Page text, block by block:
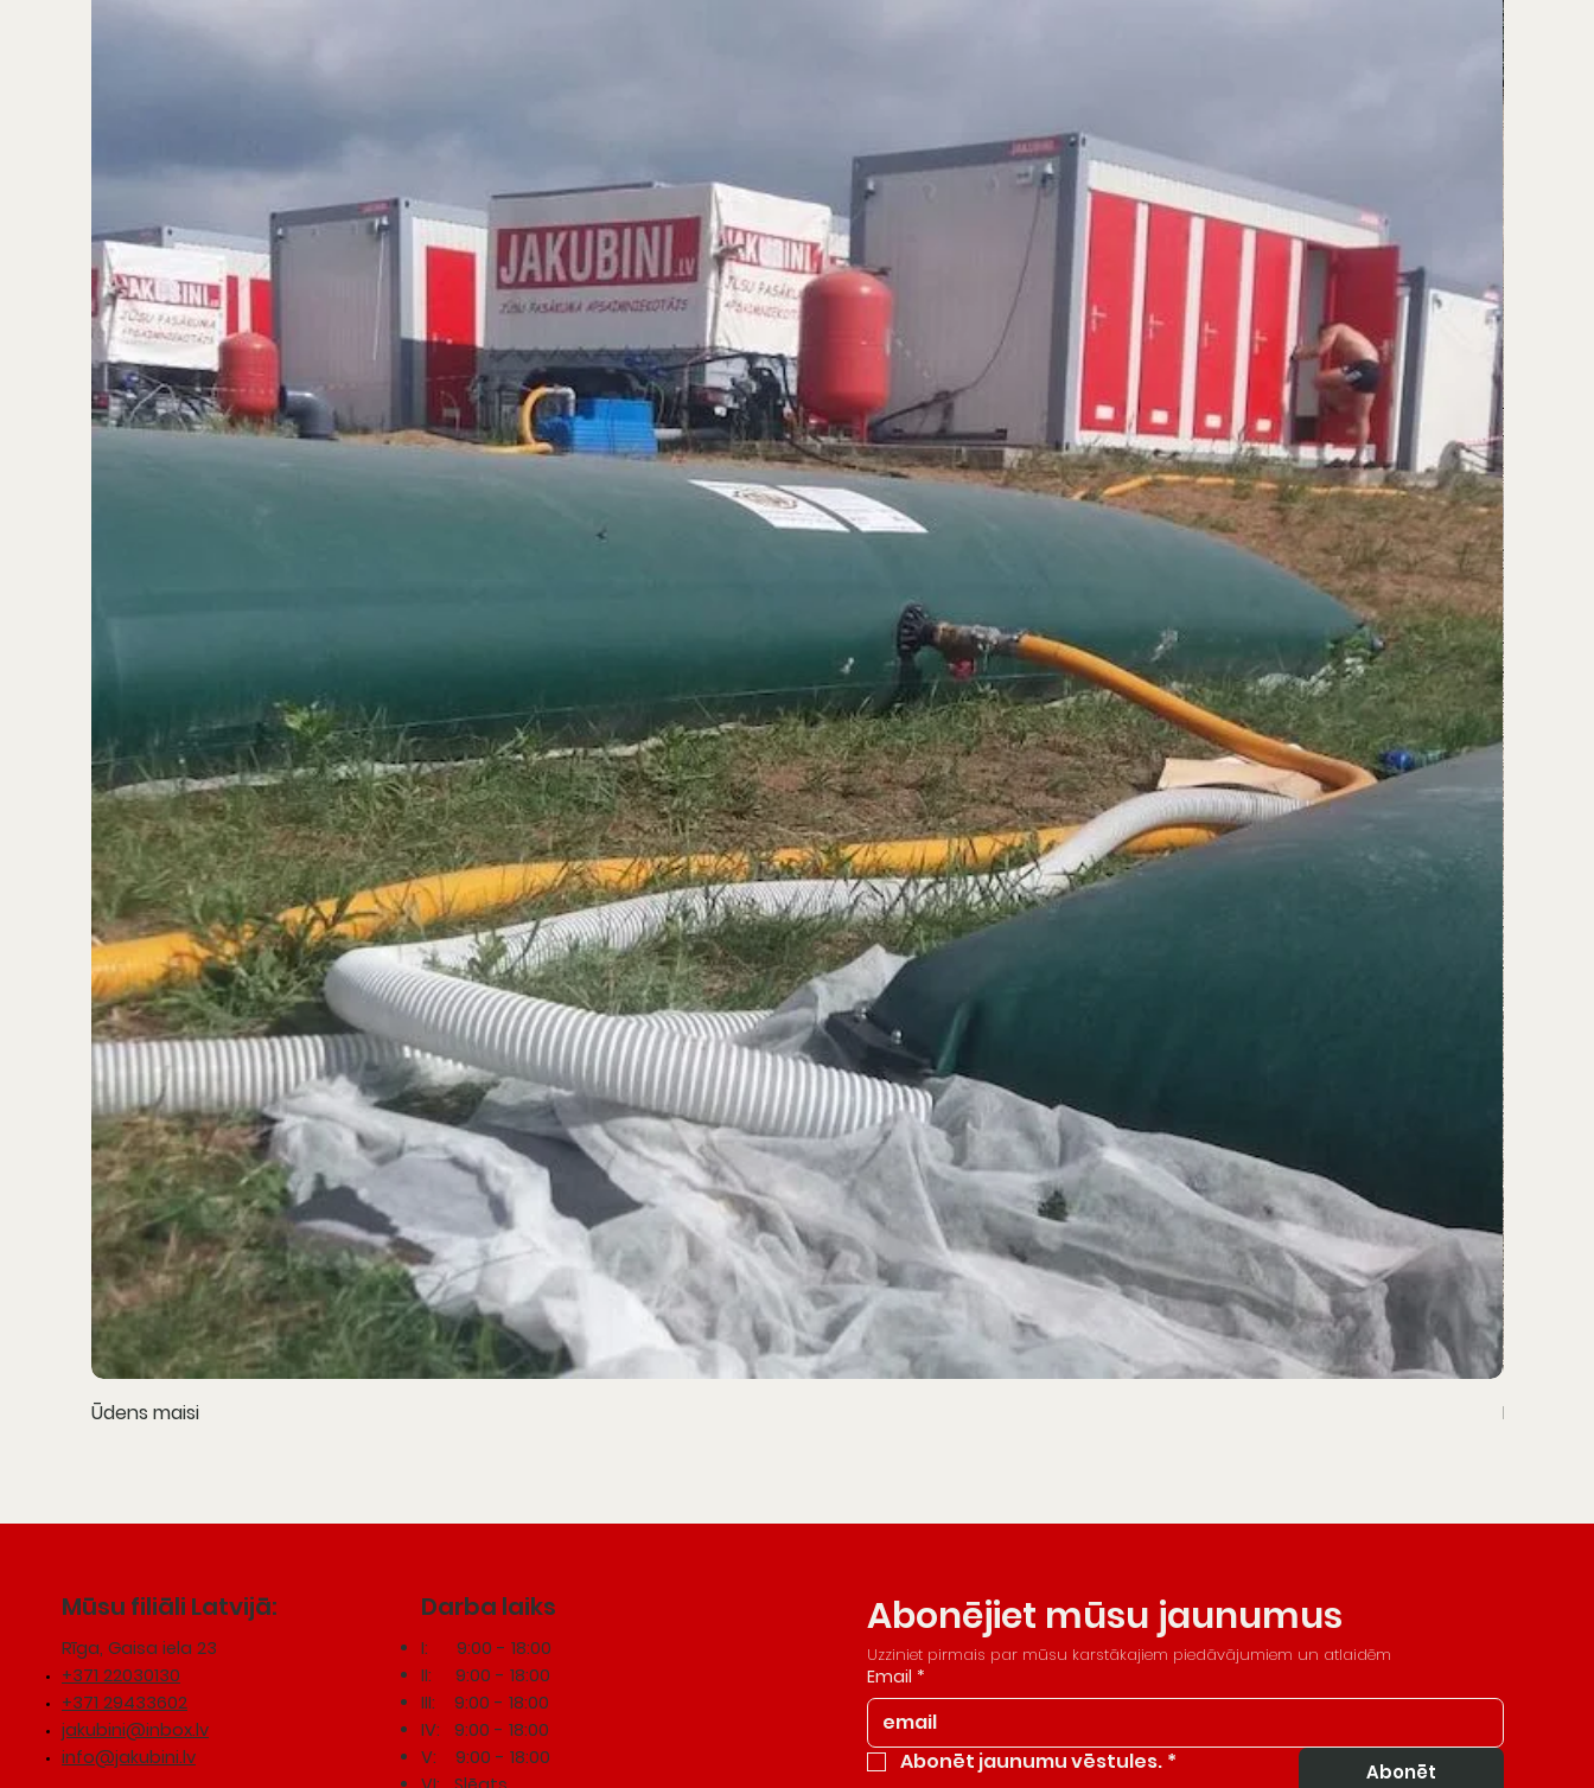
Ūdens maisi Kāpnes
Mūsu filiāli Latvijā:
Rīga, Gaisa iela 23
+371 22030130
+371 29433602
jakubini@inbox.lv
info@jakubini.lv
Darba laiks
I: 9:00 - 18:00
II: 9:00 - 18:00
III: 9:00 - 18:00
IV: 9:00 - 18:00
V: 9:00 - 18:00
Abonējiet mūsu jaunumus
Uzziniet pirmais par mūsu karstākajiem piedāvājumiem un atlaidēm
Email *
Abonēt jaunumu vēstules. * Abonēt